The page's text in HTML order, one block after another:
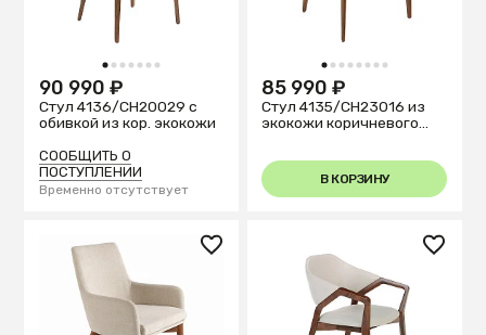
1 2 3 4 5 6 7
90 990 ₽
Стул 4136/CH20029 с
обивкой из кор. экокожи
СООБЩИТЬ О
ПОСТУПЛЕНИИ
Временно отсутствует
1 2 3 4 5 6 7 8
85 990 ₽
Стул 4135/CH23016 из
экокожи коричневого
В КОРЗИНУ